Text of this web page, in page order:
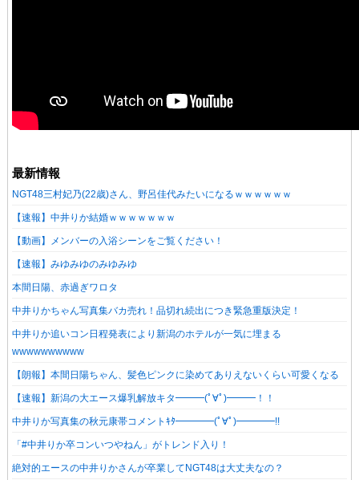
最新情報
NGT48三村妃乃(22歳)さん、野呂佳代みたいになるｗｗｗｗｗｗ
【速報】中井りか結婚ｗｗｗｗｗｗｗ
【動画】メンバーの入浴シーンをご覧ください！
【速報】みゆみゆのみゆみゆ
本間日陽、赤過ぎワロタ
中井りかちゃん写真集バカ売れ！品切れ続出につき緊急重版決定！
中井りか追いコン日程発表により新潟のホテルが一気に埋まる
wwwwwwwwww
【朗報】本間日陽ちゃん、髪色ピンクに染めてありえないくらい可愛くなる
【速報】新潟の大エース爆乳解放キタ━━━(ﾟ∀ﾟ)━━━！！
中井りか写真集の秋元康帯コメントｷﾀ━━━━(ﾟ∀ﾟ)━━━━!!
「#中井りか卒コンいつやねん」がトレンド入り！
絶対的エースの中井りかさんが卒業してNGT48は大丈夫なの？